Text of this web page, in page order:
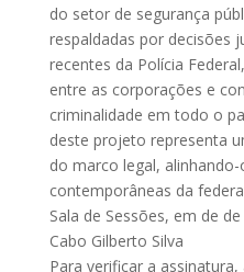
do setor de segurança
respaldadas por decisões
recentes da Polícia
entre as corporações e
criminalidade em todo o
deste projeto representa
do marco legal, alinhando-
contemporâneas da
Sala de Sessões, em de
Cabo Gilberto Silva
Para verificar a